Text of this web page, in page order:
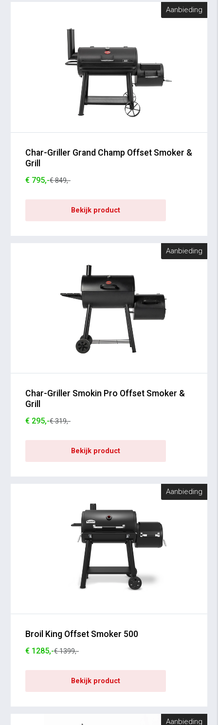
Aanbieding
Char-Griller Grand Champ Offset Smoker &
Grill
€ 795,-€ 849,-
Bekijk product
Aanbieding
Char-Griller Smokin Pro Offset Smoker &
Grill
€ 295,-€ 319,-
Bekijk product
Aanbieding
Broil King Offset Smoker 500
€ 1285,-€ 1399,-
Bekijk product
Aanbieding